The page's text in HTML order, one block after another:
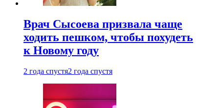
Врач Сысоева призвала чаще
ходить пешком, чтобы похудеть
к Новому году
2 года спустя2 года спустя